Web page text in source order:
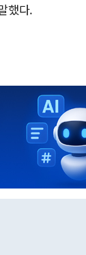
했다.